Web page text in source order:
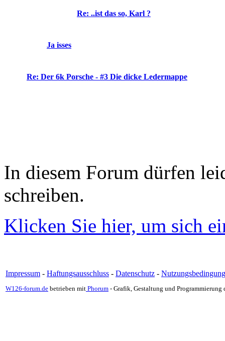
Re: ..ist das so, Karl ?
Ja isses
Re: Der 6k Porsche - #3 Die dicke Ledermappe
In diesem Forum dürfen
schreiben.
Klicken Sie hier, um sich
Impressum - Haftungsausschluss - Datenschutz -
W126-forum.de betrieben mit Phorum - Grafik, Gestaltung und Programmierung